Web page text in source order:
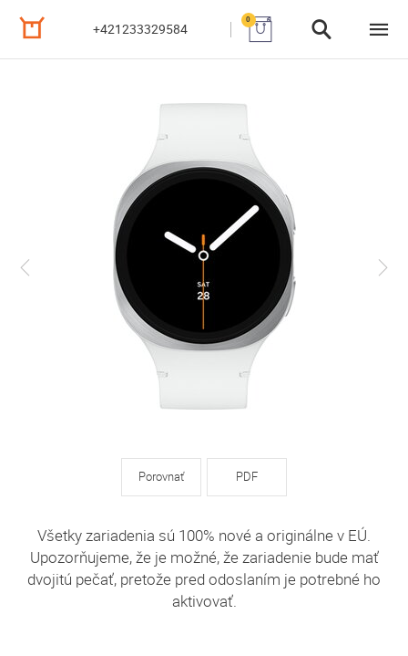
+421233329584
0
Porovnať PDF
Všetky zariadenia sú 100% nové a originálne v EÚ.
Upozorňujeme, že je možné, že zariadenie bude mať
dvojitú pečať, pretože pred odoslaním je potrebné ho
aktivovať.